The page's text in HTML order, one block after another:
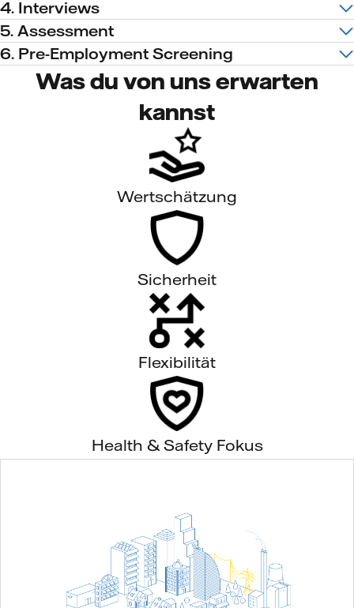
4. Interviews
5. Assessment
6. Pre-Employment Screening
Was du von uns erwarten
kannst
Wertschätzung
Sicherheit
Flexibilität
Health & Safety Fokus